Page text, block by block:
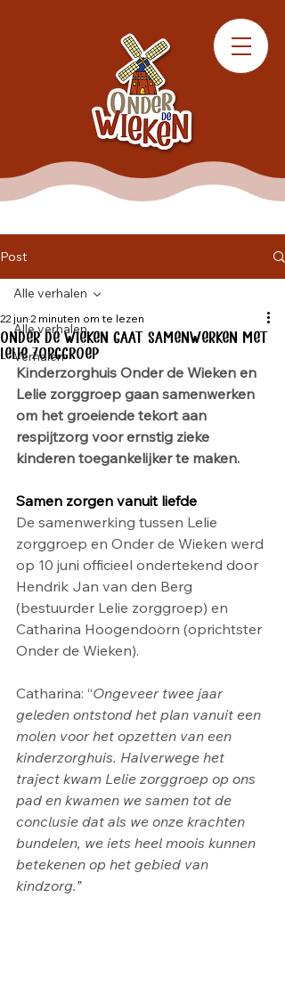
Post
Alle verhalen
Verhalen
Alle verhalen
Onder de Wieken gaat samenwerken met
Lelie zorggroep
22 jun 2 minuten om te lezen
Kinderzorghuis Onder de Wieken en
Lelie zorggroep gaan samenwerken
om het groeiende tekort aan
respijtzorg voor ernstig zieke
kinderen toegankelijker te maken.
Samen zorgen vanuit liefde
De samenwerking tussen Lelie
zorggroep en Onder de Wieken werd
op 10 juni officieel ondertekend door
Hendrik Jan van den Berg
(bestuurder Lelie zorggroep) en
Catharina Hoogendoorn (oprichtster
Onder de Wieken).
Catharina: “Ongeveer twee jaar
geleden ontstond het plan vanuit een
molen voor het opzetten van een
kinderzorghuis. Halverwege het
traject kwam Lelie zorggroep op ons
pad en kwamen we samen tot de
conclusie dat als we onze krachten
bundelen, we iets heel moois kunnen
betekenen op het gebied van
kindzorg.”